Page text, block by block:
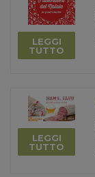
LEGGI
TUTTO
LEGGI
TUTTO